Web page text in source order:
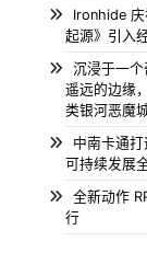
Ironhide 庆
起源》引入
沉浸于一
遥远的边缘
类银河恶魔
中南卡通
可持续发展
全新动作
行